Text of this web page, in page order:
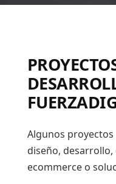
Algunos
diseño,
ecommerce o